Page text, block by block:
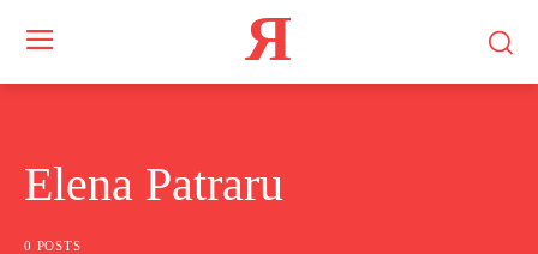
Я
Elena Patraru
0 POSTS